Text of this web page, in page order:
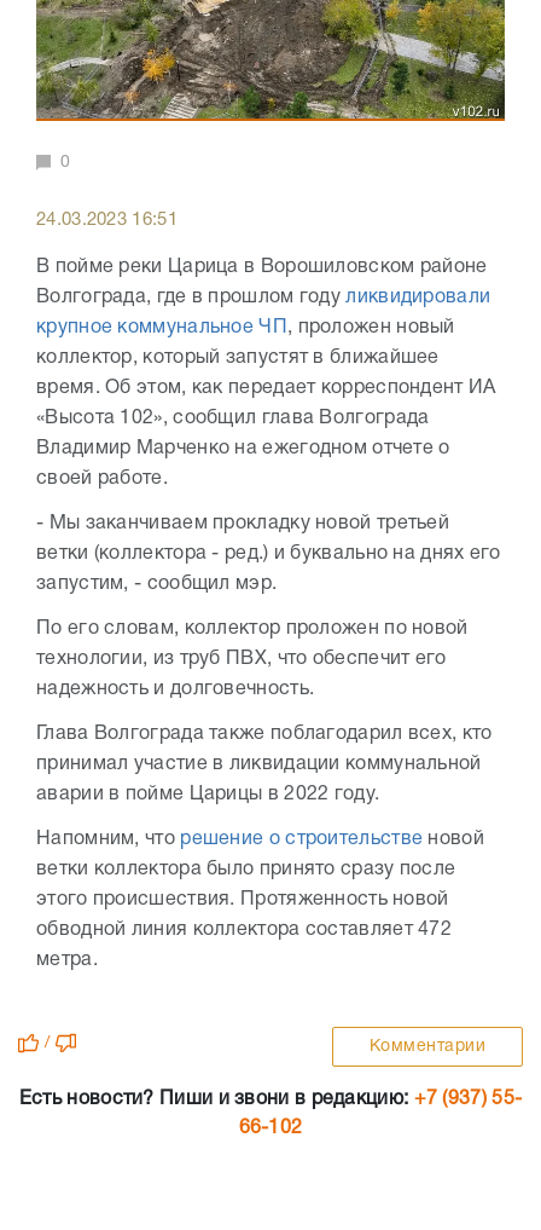
0
24.03.2023 16:51
В пойме реки Царица в Ворошиловском районе
Волгограда, где в прошлом годуликвидировали
крупное коммунальное ЧП , проложен новый
коллектор, который запустят в ближайшее
время. Об этом, как передает корреспондент ИА
«Высота 102», сообщил глава Волгограда
Владимир Марченко на ежегодном отчете о
своей работе.
- Мы заканчиваем прокладку новой третьей
ветки (коллектора - ред.) и буквально на днях его
запустим, - сообщил мэр.
По его словам, коллектор проложен по новой
технологии, из труб ПВХ, что обеспечит его
надежность и долговечность.
Глава Волгограда также поблагодарил всех, кто
принимал участие в ликвидации коммунальной
аварии в пойме Царицы в 2022 году.
Напомним, что решение о строительстве новой
ветки коллектора было принято сразу после
этого происшествия. Протяженность новой
обводной линия коллектора составляет 472
метра.
/ Комментарии
Есть новости? Пиши и звони в редакцию: +7 (937) 55-
66-102